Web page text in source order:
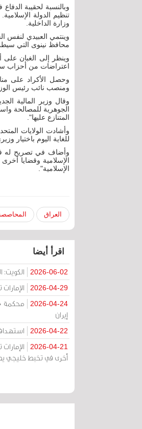
وبالنسبة لحقيبة
تنظيم الدولة
وزارة الداخلية.
وينتمي العبيدي لنفس
محافظ نينوى التي سيطر
وينظر إلى الغبان
اعتراضات من أحزاب
وحصل الأكراد على
ومنصب نائب رئيس
وقال وزير المالية
الجوهرية للمصالحة
المتنازع عليها".
وأشادت الولايات
للغاية اليوم باختيار
وأضاف في تصريح له
الإسلامية وقضايا
الإسلامية".
العراق
اقرأ أيضا
2026-06-02
2026-04-29
2026-04-24
إيران
2026-04-22
2026-04-21
أخرى في تخبط خليجي